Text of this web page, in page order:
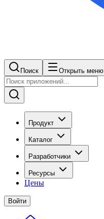
Поиск Открыть меню
Продукт
Каталог
Разработчики
Ресурсы
Цены
Войти